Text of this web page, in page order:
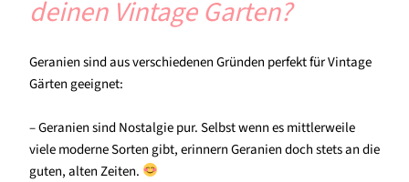
deinen Vintage Garten?
Geranien sind aus verschiedenen Gründen perfekt für Vintage
Gärten geeignet:
– Geranien sind Nostalgie pur. Selbst wenn es mittlerweile
viele moderne Sorten gibt, erinnern Geranien doch stets an die
guten, alten Zeiten.